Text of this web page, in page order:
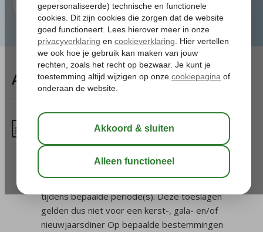
Artikelen Tagged:accommodatie
Welke toeslagen/kortingen zijn
er mogelijks van toepassing?
Kerst- en/of Nieuwjaarstoeslag: De kerst- en/of
tijdens bepaalde periode(s). Deze toeslagen
gelden dus niet voor een kerst-, gala- en/of
nieuwjaarsdiner Op bepaalde bestemmingen